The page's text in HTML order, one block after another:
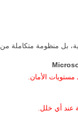
بل منظومة متكاملة من
مستويات الأمان.
عند أي خلل.